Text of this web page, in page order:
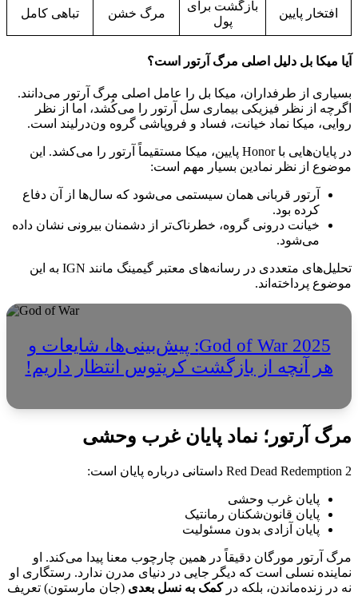
افتخار پایین
بازگشت برای
پول
مرگ خشن تباهی کامل
آیا میکا بل دلیل اصلی مرگ آرتور است؟
بسیاری از طرفداران، میکا بل را عامل اصلی مرگ آرتور می‌دانند.
اگرچه از نظر فیزیکی بیماری سل آرتور را می‌کُشد، اما از نظر
روایی، میکا نماد خیانت، فساد و فروپاشی گروه ون‌درلیند است.
در پایان‌هایی با Honor پایین، میکا مستقیماً آرتور را می‌کشد. این
موضوع از نظر نمادین بسیار مهم است:
آرتور قربانی همان سیستمی می‌شود که سال‌ها از آن دفاع
کرده بود.
خیانت درونی گروه، خطرناک‌تر از دشمنان بیرونی نشان داده
می‌شود.
تحلیل‌های متعددی در رسانه‌های معتبر گیمینگ مانند IGN به این
موضوع پرداخته‌اند.
God of War 2025: پیش‌بینی‌ها، شایعات و
هر آنچه از بازگشت کریتوس انتظار داریم!
مرگ آرتور؛ نماد پایان غرب وحشی
Red Dead Redemption 2 داستانی درباره پایان است:
پایان غرب وحشی
پایان قانون‌شکنان رمانتیک
پایان آزادی بدون مسئولیت
مرگ آرتور مورگان دقیقاً در همین چارچوب معنا پیدا می‌کند. او
نماینده نسلی است که دیگر جایی در دنیای مدرن ندارد. رستگاری او
نه در زنده‌ماندن، بلکه درکمک به نسل بعدی (جان مارستون) تعریف